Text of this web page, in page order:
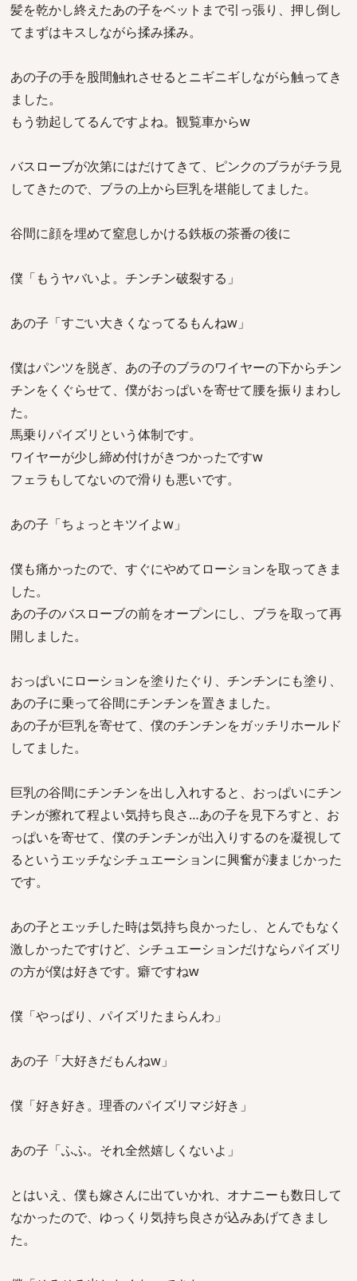
髪を乾かし終えたあの子をベットまで引っ張り、押し倒し
てまずはキスしながら揉み揉み。
あの子の手を股間触れさせるとニギニギしながら触ってき
ました。
もう勃起してるんですよね。観覧車からw
バスローブが次第にはだけてきて、ピンクのブラがチラ見
してきたので、ブラの上から巨乳を堪能してました。
谷間に顔を埋めて窒息しかける鉄板の茶番の後に
僕「もうヤバいよ。チンチン破裂する」
あの子「すごい大きくなってるもんねw」
僕はパンツを脱ぎ、あの子のブラのワイヤーの下からチン
チンをくぐらせて、僕がおっぱいを寄せて腰を振りまわし
た。
馬乗りパイズリという体制です。
ワイヤーが少し締め付けがきつかったですw
フェラもしてないので滑りも悪いです。
あの子「ちょっとキツイよw」
僕も痛かったので、すぐにやめてローションを取ってきま
した。
あの子のバスローブの前をオープンにし、ブラを取って再
開しました。
おっぱいにローションを塗りたぐり、チンチンにも塗り、
あの子に乗って谷間にチンチンを置きました。
あの子が巨乳を寄せて、僕のチンチンをガッチリホールド
してました。
巨乳の谷間にチンチンを出し入れすると、おっぱいにチン
チンが擦れて程よい気持ち良さ…あの子を見下ろすと、お
っぱいを寄せて、僕のチンチンが出入りするのを凝視して
るというエッチなシチュエーションに興奮が凄まじかった
です。
あの子とエッチした時は気持ち良かったし、とんでもなく
激しかったですけど、シチュエーションだけならパイズリ
の方が僕は好きです。癖ですねw
僕「やっぱり、パイズリたまらんわ」
あの子「大好きだもんねw」
僕「好き好き。理香のパイズリマジ好き」
あの子「ふふ。それ全然嬉しくないよ」
とはいえ、僕も嫁さんに出ていかれ、オナニーも数日して
なかったので、ゆっくり気持ち良さが込みあげてきまし
た。